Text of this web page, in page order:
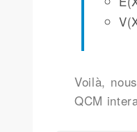
Voilà,
QCM